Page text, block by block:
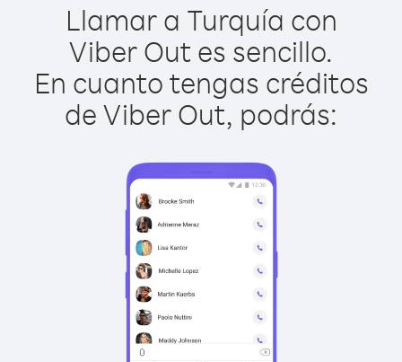
Llamar a Turquía con
Viber Out es sencillo.
En cuanto tengas créditos
de Viber Out, podrás: